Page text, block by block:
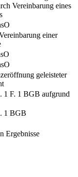
Vereinbarung eines
einer
geleisteter
1 F. 1 BGB aufgrund
1 BGB
Ergebnisse